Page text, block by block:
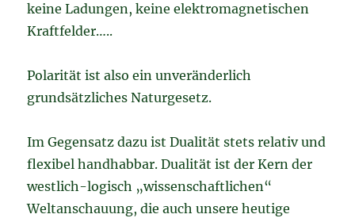
keine Ladungen, keine elektromagnetischen
Kraftfelder…..
Polarität ist also ein unveränderlich
grundsätzliches Naturgesetz.
Im Gegensatz dazu ist Dualität stets relativ und
flexibel handhabbar. Dualität ist der Kern der
westlich-logisch „wissenschaftlichen“
Weltanschauung, die auch unsere heutige